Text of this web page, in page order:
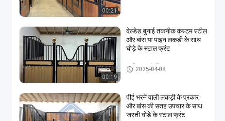
00:21
00:19
वेल्डेड बुनाई तकनीक कस्टम स्टील
और बांस या पाइन लकड़ी के साथ
घोड़े के स्टाल फ्रंट
हार्स स्टॉल मोर्चों
2025-04-08
पीई भरने वाली लकड़ी के प्रकार
और बांस की सतह उपचार के साथ
जस्ती घोड़े के स्टाल फ्रंट